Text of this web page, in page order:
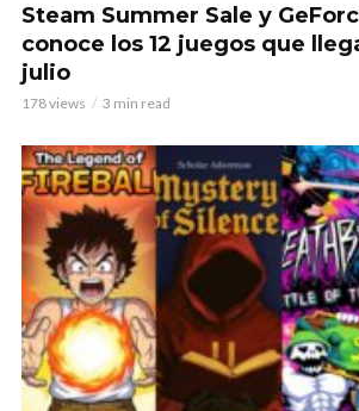
Steam Summer Sale y
conoce los 12 juegos que
julio
178 views 3 min read